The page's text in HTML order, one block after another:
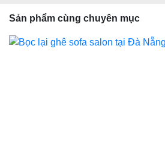
Sản phẩm cùng chuyên mục